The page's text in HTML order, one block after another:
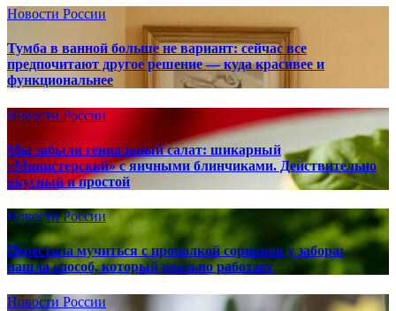
Новости России
Тумба в ванной больше не вариант: сейчас все
предпочитают другое решение — куда красивее и
функциональнее
Новости России
Мы забыли гениальный салат: шикарный
«Министерский» с яичными блинчиками. Действительно
вкусный и простой
Новости России
Перестала мучиться с прополкой сорняков у забора:
нашла способ, который реально работает
Новости России